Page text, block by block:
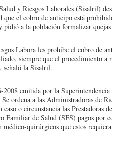
y Ries­gos Laborales (Sisalril)
que el cobro de antici­po está
a la po­blación formalizar quejas
Labora­ les prohíbe el cobro de
siempre que el procedi­miento a
señaló la Sisalril.
emi­tida por la Superinten­dencia
ordena a las Ad­ministradoras de
o circunstancia las Prestadoras
Familiar de Salud (SFS) pagos por
médico-qui­rúrgicos que estos